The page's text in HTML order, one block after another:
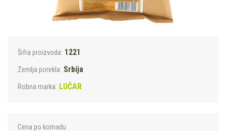
Šifra proizvoda: 1221
Zemlja porekla: Srbija
Robna marka: LUČAR
Cena po komadu